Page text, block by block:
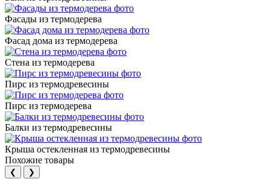
Фасады из термодерева
Фасад дома из термодерева
Стена из термодерева
Пирс из термодревесины
Пирс из термодерева
Балки из термодревесины
Крыша остекленная из термодревесины
Похожие товары
❮ ❯